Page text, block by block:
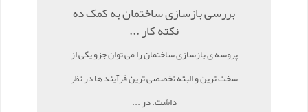
بررسی بازسازی ساختمان به کمک ده
نکته کار ...
پروسه ی بازسازی ساختمان را می توان جزو یکی از
سخت ترین و البته تخصصی ترین فرآیند ها در نظر
داشت. در ...